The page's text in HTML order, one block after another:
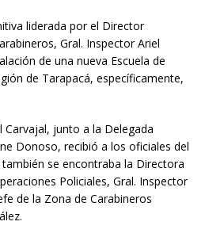
liderada por el Director
Gral. Inspector Ariel
de una nueva Escuela de
de Tarapacá, específicamente,
Carvajal, junto a la Delegada
Donoso, recibió a los oficiales del
se encontraba la Directora
Policiales, ⁠Gral. Inspector
de la Zona de Carabineros